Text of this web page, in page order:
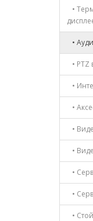
•
•
•
•
•
•
•
•
•
•